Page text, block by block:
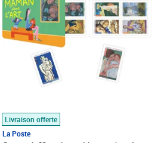
Livraison offerte
La Poste